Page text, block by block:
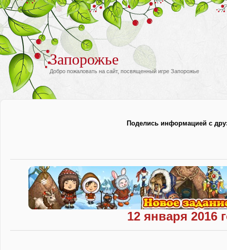
Запорожье
Добро пожаловать на сайт, посвященный игре Запорожье
Поделись информацией с
12 января 2016